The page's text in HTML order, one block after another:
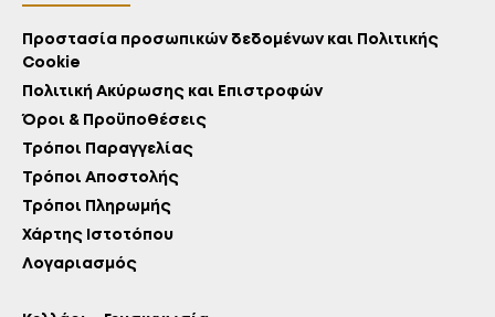
Προστασία προσωπικών δεδομένων και Πολιτικής
Cookie
Πολιτική Ακύρωσης και Επιστροφών
Όροι & Προϋποθέσεις
Τρόποι Παραγγελίας
Τρόποι Αποστολής
Τρόποι Πληρωμής
Χάρτης Ιστοτόπου
Λογαριασμός